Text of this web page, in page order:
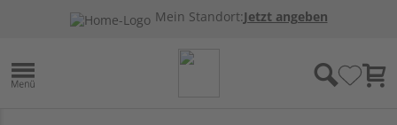
Mein Standort:Jetzt angeben